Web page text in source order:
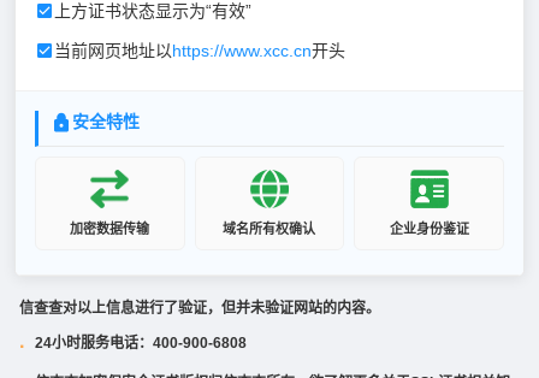
上方证书状态显示为“有效”
当前网页地址以https://www.xcc.cn开头
安全特性
加密数据传输 域名所有权确认 企业身份鉴证
信查查对以上信息进行了验证，但并未验证网站的内容。
· 24小时服务电话：400-900-6808